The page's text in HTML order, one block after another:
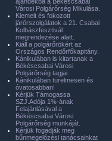
Városi Polgárőrség Mikulása.
Kiemelt és fokozott
járőrszolgálatok a 21. Csabai
Kolbászfesztivál
megrendezése alatt.
Kiáll a polgárőrökért az
Országos Rendőrfőkapitány.
Kánikulában is kitartanak a
Békéscsabai Városi
Polgárőrség tagjai.
Kánikulában türelmesen és
óvatosabban!
Kérjük Támogassa
SZJ.Adója 1%-ának
Felajánlásával a
Békéscsabai Városi
Polgárőrség munkáját.
Kérjük fogadják meg
bűnmegelőzési tanácsainkat